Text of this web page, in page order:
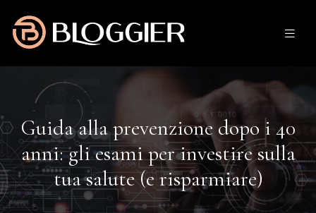
Guida alla prevenzione dopo i 40
anni: gli esami per investire sulla
tua salute (e risparmiare)